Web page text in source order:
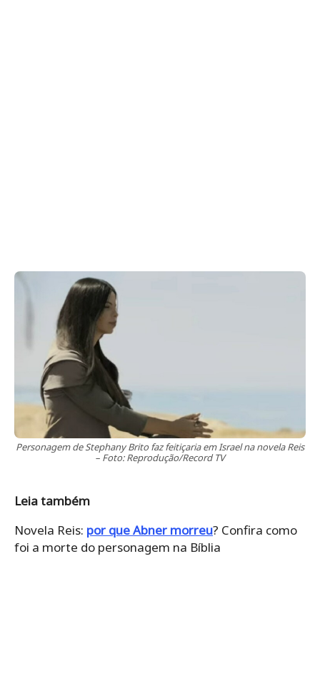
Personagem de Stephany Brito faz feitiçaria em Israel na novela Reis
– Foto: Reprodução/Record TV
Leia também
Novela Reis: por que Abner morreu? Confira como
foi a morte do personagem na Bíblia